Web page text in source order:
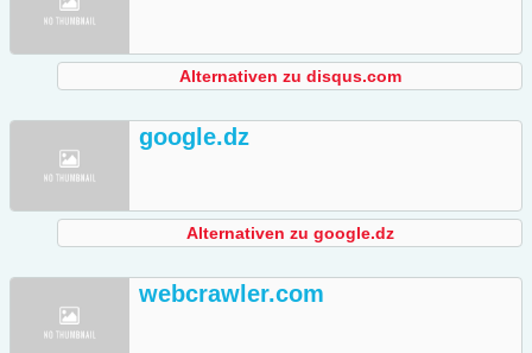
Alternativen zu disqus.com
google.dz
Alternativen zu google.dz
webcrawler.com